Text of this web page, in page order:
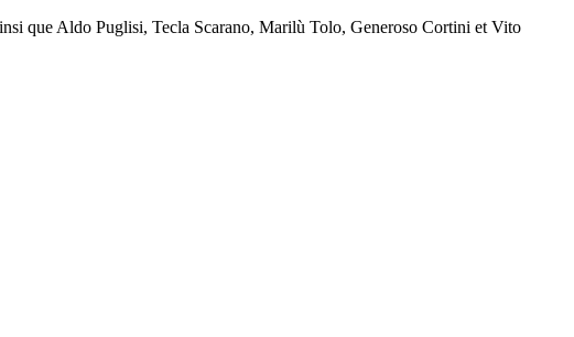
que Aldo Puglisi, Tecla Scarano, Marilù Tolo, Generoso Cortini et Vito